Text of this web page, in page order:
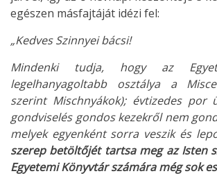
egészen másfajtáját idézi fel:
„Kedves Szinnyei bácsi!
Mindenki tudja, hogy az
legelhanyagoltabb osztálya a
szerint Mischnyákok); évtizedes
gondviselés gondos kezekről nem
melyek egyenként sorra veszik és
szerep betöltőjét tartsa meg az Isten
Egyetemi Könyvtár számára még sok